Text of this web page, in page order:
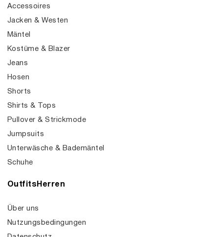
Accessoires
Jacken & Westen
Mäntel
Kostüme & Blazer
Jeans
Hosen
Shorts
Shirts & Tops
Pullover & Strickmode
Jumpsuits
Unterwäsche & Bademäntel
Schuhe
OutfitsHerren
Über uns
Nutzungsbedingungen